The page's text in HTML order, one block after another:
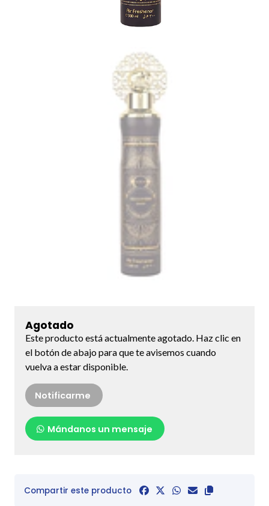
Agotado
Este producto está actualmente agotado. Haz clic en
el botón de abajo para que te avisemos cuando
vuelva a estar disponible.
Notificarme
Mándanos un mensaje
Compartir este producto